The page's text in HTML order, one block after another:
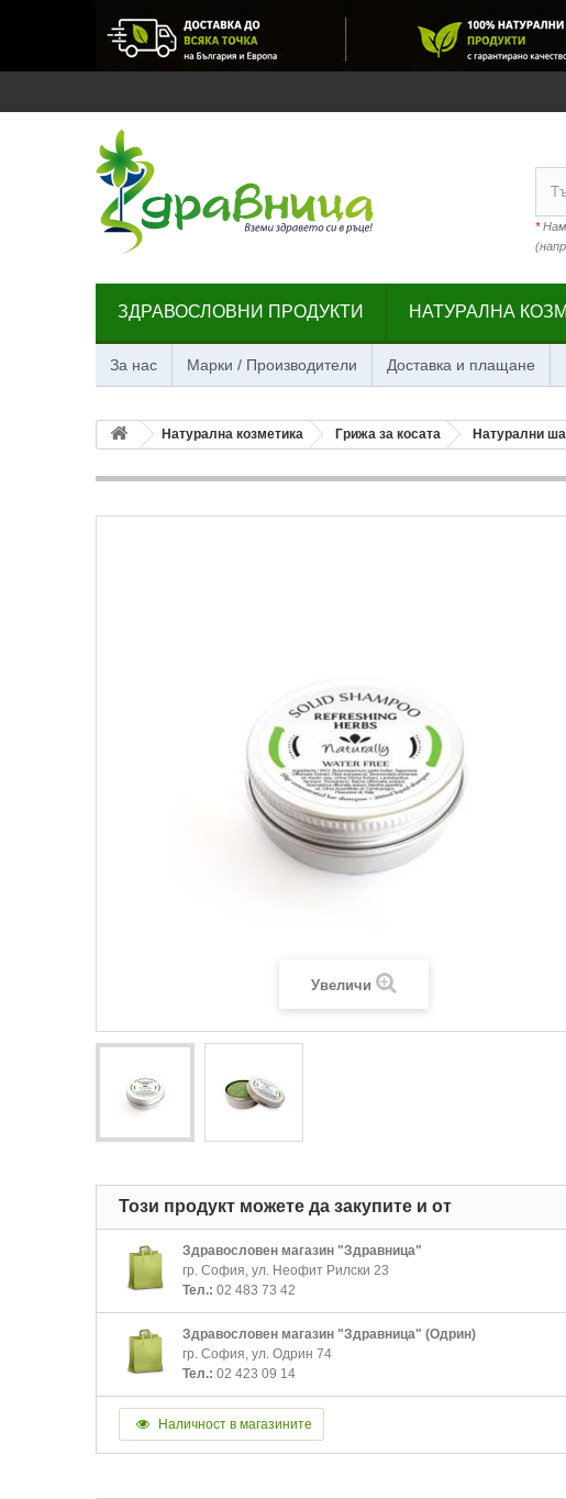
*
ЗДРАВОСЛОВНИ ПРОДУКТИ НАТУРАЛНА
За нас Марки / Производители Доставка и плащане
Натурална козметика Грижа за косата Натурални
Увеличи
Този продукт можете да закупите и от
Здравословен магазин "Здравница"
гр. София, ул. Неофит Рилски 23
Тел.: 02 483 73 42
Здравословен магазин "Здравница" (Одрин)
гр. София, ул. Одрин 74
Тел.: 02 423 09 14
Наличност в магазините